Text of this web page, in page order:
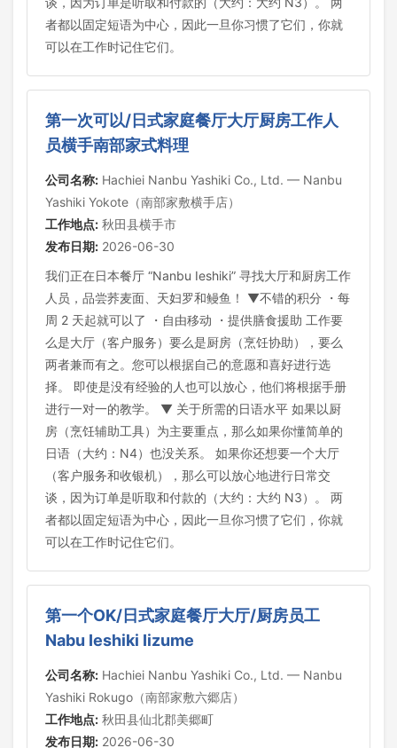
者都以固定短语为中心，因此一旦你习惯了它们，你就
可以在工作时记住它们。
第一次可以/日式家庭餐厅大厅厨房工作人
员横手南部家式料理
公司名称: Hachiei Nanbu Yashiki Co., Ltd. — Nanbu
Yashiki Yokote（南部家敷横手店）
工作地点: 秋田县横手市
发布日期: 2026-06-30
我们正在日本餐厅 “Nanbu Ieshiki” 寻找大厅和厨房工作
人员，品尝荞麦面、天妇罗和鳗鱼！ ▼不错的积分 ・每
周 2 天起就可以了 ・自由移动 ・提供膳食援助 工作要
么是大厅（客户服务）要么是厨房（烹饪协助），要么
两者兼而有之。您可以根据自己的意愿和喜好进行选
择。 即使是没有经验的人也可以放心，他们将根据手册
进行一对一的教学。 ▼ 关于所需的日语水平 如果以厨
房（烹饪辅助工具）为主要重点，那么如果你懂简单的
日语（大约：N4）也没关系。 如果你还想要一个大厅
（客户服务和收银机），那么可以放心地进行日常交
谈，因为订单是听取和付款的（大约：大约 N3）。 两
者都以固定短语为中心，因此一旦你习惯了它们，你就
可以在工作时记住它们。
第一个OK/日式家庭餐厅大厅/厨房员工
Nabu Ieshiki Iizume
公司名称: Hachiei Nanbu Yashiki Co., Ltd. — Nanbu
Yashiki Rokugo（南部家敷六郷店）
工作地点: 秋田县仙北郡美郷町
发布日期: 2026-06-30